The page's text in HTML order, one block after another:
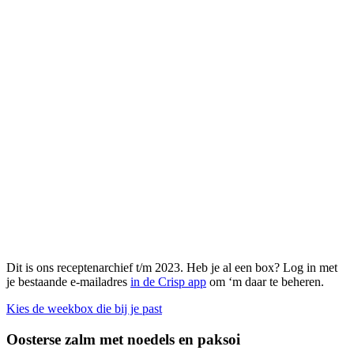
Dit is ons receptenarchief t/m 2023. Heb je al een box? Log in met
je bestaande e-mailadres in de Crisp app om ‘m daar te beheren.
Kies de weekbox die bij je past
Oosterse zalm met noedels en paksoi